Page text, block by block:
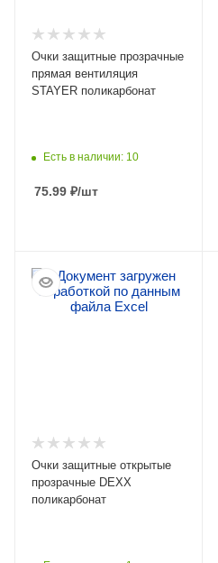
Очки защитные прозрачные
прямая вентиляция
STAYER поликарбонат
Есть в наличии: 10
75.99 ₽/шт
ПОДРОБНЕЕ
Очки защитные открытые
прозрачные DEXX
поликарбонат